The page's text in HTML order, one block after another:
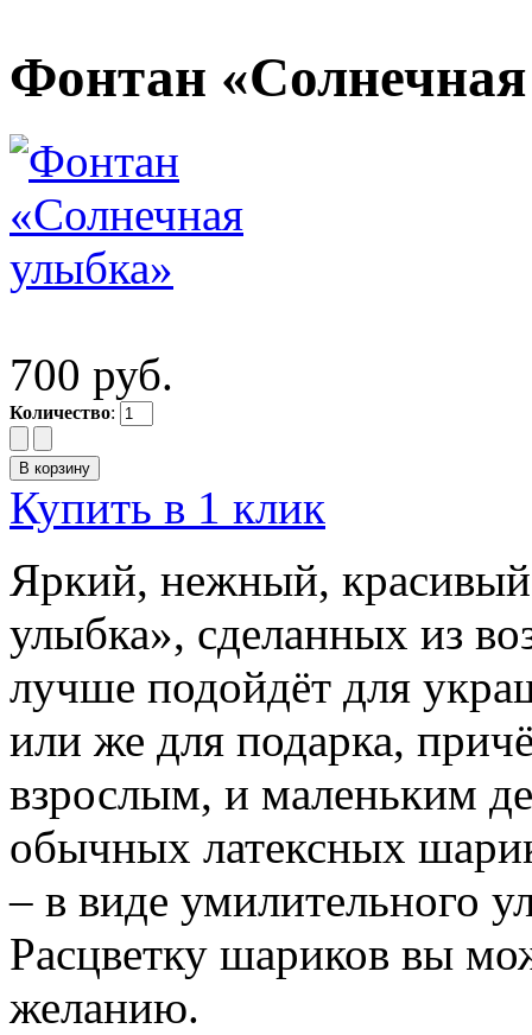
Фонтан
700 руб.
Количество:
Купить в 1 клик
Яркий, нежный,
улыбка», сделанных из
лучше подойдёт для
или же для подарка,
взрослым, и маленьким
обычных латексных
– в виде умилительного
Расцветку шариков вы
желанию.